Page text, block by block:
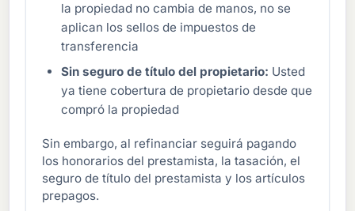
la propiedad no cambia de manos, no se
aplican los sellos de impuestos de
transferencia
Sin seguro de título del propietario: Usted
ya tiene cobertura de propietario desde que
compró la propiedad
Sin embargo, al refinanciar seguirá pagando
los honorarios del prestamista, la tasación, el
seguro de título del prestamista y los artículos
prepagos.